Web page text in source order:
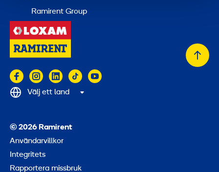
Ramirent Group
© 2026 Ramirent
Användarvillkor
Integritets
Rapportera missbruk
Välj ett land